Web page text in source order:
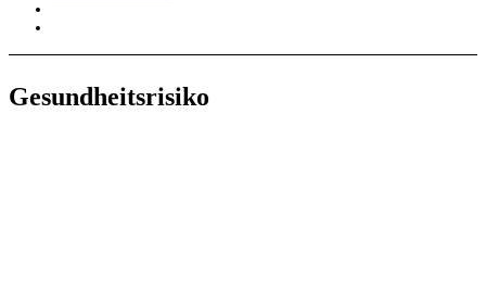
Gesundheitsrisiko